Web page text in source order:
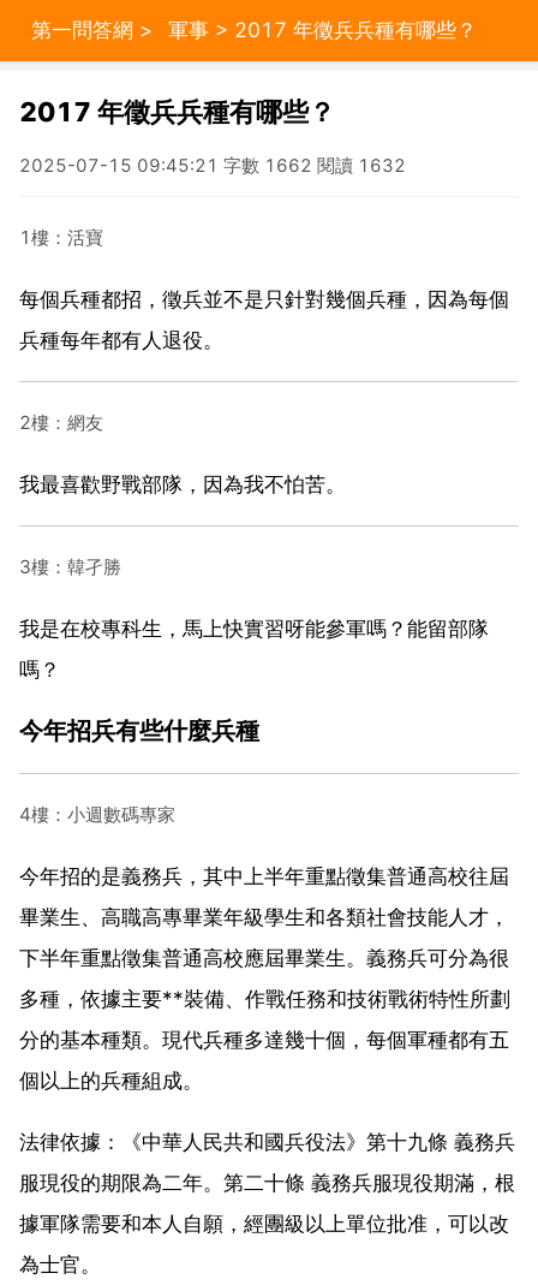
第一問答網 > 軍事 > 2017 年徵兵兵種有哪些？
2017 年徵兵兵種有哪些？
2025-07-15 09:45:21 字數 1662 閱讀 1632
1樓：活寶
每個兵種都招，徵兵並不是只針對幾個兵種，因為每個
兵種每年都有人退役。
2樓：網友
我最喜歡野戰部隊，因為我不怕苦。
3樓：韓孑勝
我是在校專科生，馬上快實習呀能參軍嗎？能留部隊
嗎？
今年招兵有些什麼兵種
4樓：小週數碼專家
今年招的是義務兵，其中上半年重點徵集普通高校往屆
畢業生、高職高專畢業年級學生和各類社會技能人才，
下半年重點徵集普通高校應屆畢業生。義務兵可分為很
多種，依據主要**裝備、作戰任務和技術戰術特性所劃
分的基本種類。現代兵種多達幾十個，每個軍種都有五
個以上的兵種組成。
法律依據：《中華人民共和國兵役法》第十九條 義務兵
服現役的期限為二年。第二十條 義務兵服現役期滿，根
據軍隊需要和本人自願，經團級以上單位批准，可以改
為士官。